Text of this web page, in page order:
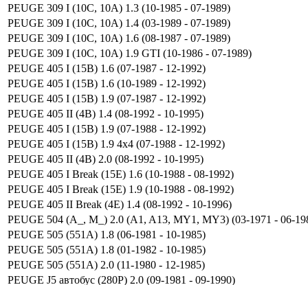
PEUGE 309 I (10C, 10A) 1.3 (10-1985 - 07-1989)
PEUGE 309 I (10C, 10A) 1.4 (03-1989 - 07-1989)
PEUGE 309 I (10C, 10A) 1.6 (08-1987 - 07-1989)
PEUGE 309 I (10C, 10A) 1.9 GTI (10-1986 - 07-1989)
PEUGE 405 I (15B) 1.6 (07-1987 - 12-1992)
PEUGE 405 I (15B) 1.6 (10-1989 - 12-1992)
PEUGE 405 I (15B) 1.9 (07-1987 - 12-1992)
PEUGE 405 II (4B) 1.4 (08-1992 - 10-1995)
PEUGE 405 I (15B) 1.9 (07-1988 - 12-1992)
PEUGE 405 I (15B) 1.9 4x4 (07-1988 - 12-1992)
PEUGE 405 II (4B) 2.0 (08-1992 - 10-1995)
PEUGE 405 I Break (15E) 1.6 (10-1988 - 08-1992)
PEUGE 405 I Break (15E) 1.9 (10-1988 - 08-1992)
PEUGE 405 II Break (4E) 1.4 (08-1992 - 10-1996)
PEUGE 504 (A_, M_) 2.0 (A1, A13, MY1, MY3) (03-1971 - 06-
PEUGE 505 (551A) 1.8 (06-1981 - 10-1985)
PEUGE 505 (551A) 1.8 (01-1982 - 10-1985)
PEUGE 505 (551A) 2.0 (11-1980 - 12-1985)
PEUGE J5 автобус (280P) 2.0 (09-1981 - 09-1990)